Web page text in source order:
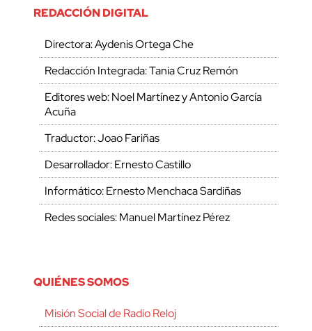
REDACCIÓN DIGITAL
Directora: Aydenis Ortega Che
Redacción Integrada: Tania Cruz Remón
Editores web: Noel Martínez y Antonio García
Acuña
Traductor: Joao Fariñas
Desarrollador: Ernesto Castillo
Informático: Ernesto Menchaca Sardiñas
Redes sociales: Manuel Martínez Pérez
QUIÉNES SOMOS
Misión Social de Radio Reloj